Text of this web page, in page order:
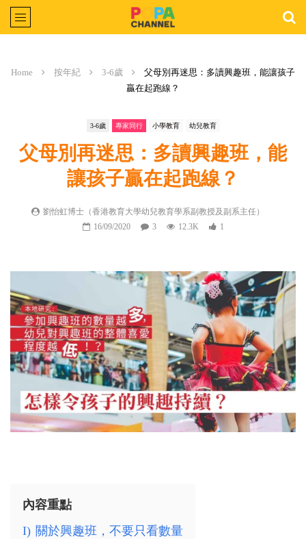
Home 按年紀 3-6歲
父母別再迷思：多讀興趣班，能讓孩子
贏在起跑線？
3-6歲 專家同行 小學教育 幼兒教育
父母別再迷思：多讀興趣班，能
讓孩子贏在起跑線？
劉怡虹博士（香港教育大學幼兒教育學系副教授及副系主任）
16/09/2020
3 12.3K 1
內容重點
I) 關於興趣班，不要只看數量